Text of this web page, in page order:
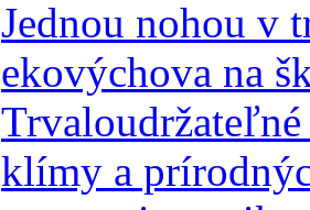
Jednou nohou v
ekovýchova na
klímy a